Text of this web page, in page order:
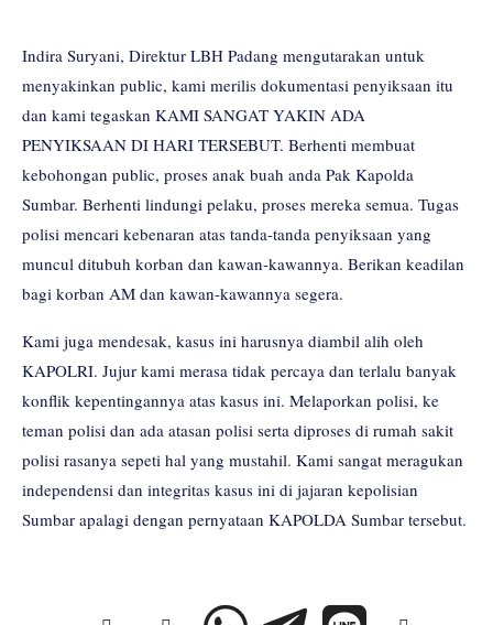
Indira Suryani, Direktur LBH Padang mengutarakan untuk
menyakinkan public, kami merilis dokumentasi penyiksaan itu
dan kami tegaskan KAMI SANGAT YAKIN ADA
PENYIKSAAN DI HARI TERSEBUT. Berhenti membuat
kebohongan public, proses anak buah anda Pak Kapolda
Sumbar. Berhenti lindungi pelaku, proses mereka semua. Tugas
polisi mencari kebenaran atas tanda-tanda penyiksaan yang
muncul ditubuh korban dan kawan-kawannya. Berikan keadilan
bagi korban AM dan kawan-kawannya segera.
Kami juga mendesak, kasus ini harusnya diambil alih oleh
KAPOLRI. Jujur kami merasa tidak percaya dan terlalu banyak
konflik kepentingannya atas kasus ini. Melaporkan polisi, ke
teman polisi dan ada atasan polisi serta diproses di rumah sakit
polisi rasanya sepeti hal yang mustahil. Kami sangat meragukan
independensi dan integritas kasus ini di jajaran kepolisian
Sumbar apalagi dengan pernyataan KAPOLDA Sumbar tersebut.